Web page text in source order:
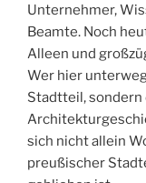
Unternehmer,
Beamte. Noch
Alleen und
Wer hier
Stadtteil, sondern
sich nicht allein
preußischer